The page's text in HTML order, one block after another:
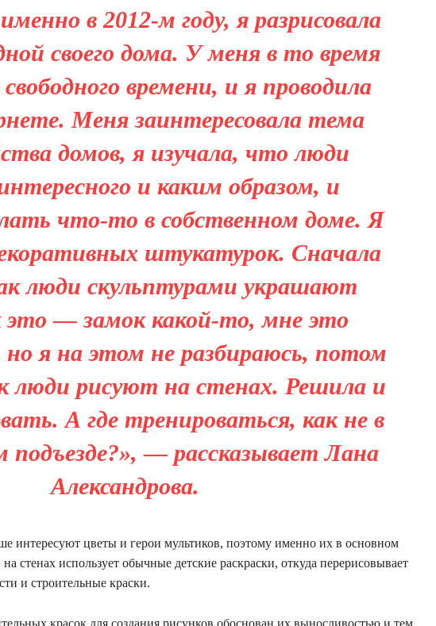
в 2012-м году, я разрисовала
своего дома. У меня в то время
времени, и я проводила
Меня заинтересовала тема
домов, я изучала, что люди
и каким образом, и
что-то в собственном доме. Я
штукатурок. Сначала
люди скульптурами украшают
это — замок какой-то, мне это
но я на этом не разбираюсь, потом
люди рисуют на стенах. Решила и
А где тренироваться, как не в
подъезде?», — рассказывает Лана
Александрова.
интересуют цветы и герои мультиков, поэтому именно их в основном
стенах использует обычные детские раскраски, откуда перерисовывает
и строительные краски.